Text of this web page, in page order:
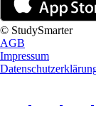
© StudySmarter
AGB
Impressum